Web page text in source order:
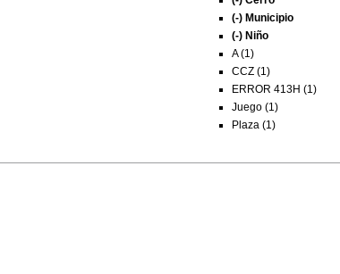
(-) Municipio
(-) Niño
A (1)
CCZ (1)
ERROR 413H (1)
Juego (1)
Plaza (1)